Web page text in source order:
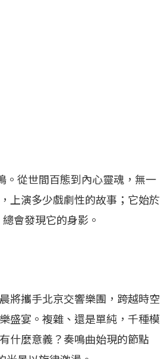
。從世間百態到內心靈魂，無一
上演多少戲劇性的故事；它始於
會發現它的身影。
將攜手北京交響樂團，跨越時空
盛宴。複雜、還是單純，千種模
什麼意義？奏鳴曲始現的節點